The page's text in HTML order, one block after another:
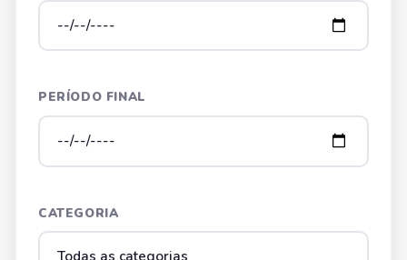
PERÍODO FINAL
CATEGORIA